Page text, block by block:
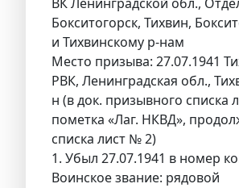
Бокситогорск, Тихвин,
и Тихвинскому р-нам
Место призыва: 27.07.1941
РВК, Ленинградская обл.,
н (в док. призывного списка
пометка «Лаг. НКВД»,
списка лист № 2)
1. Убыл 27.07.1941 в номер
Воинское звание: рядовой